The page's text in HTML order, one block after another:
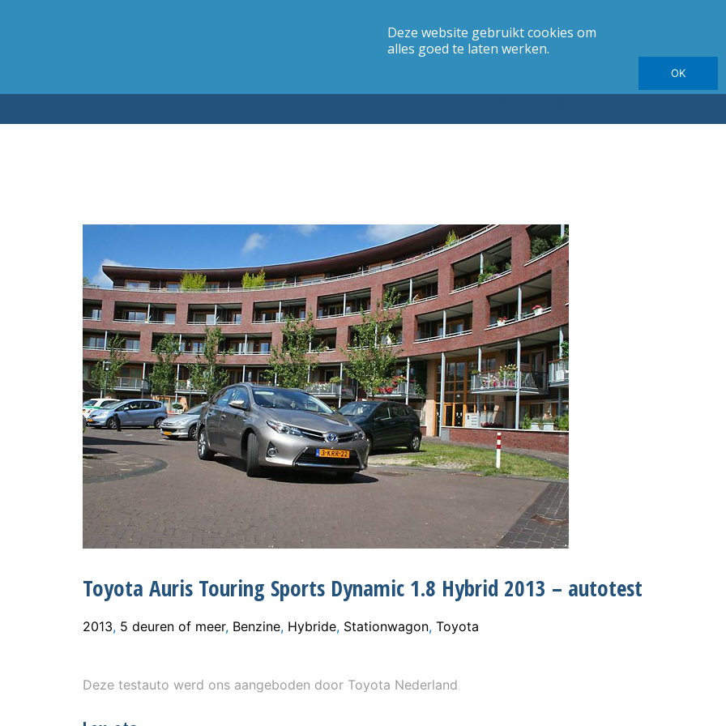
Carrosserie Jaargang Elektrische autotesten
Autotesten
Toyota Auris Touring Sports Dynamic 1.8 Hybrid 2013 – autotest
2013, 5 deuren of meer, Benzine, Hybride, Stationwagon, Toyota
Deze testauto werd ons aangeboden door Toyota Nederland
Deze website gebruikt cookies om
alles goed te laten werken.
OK